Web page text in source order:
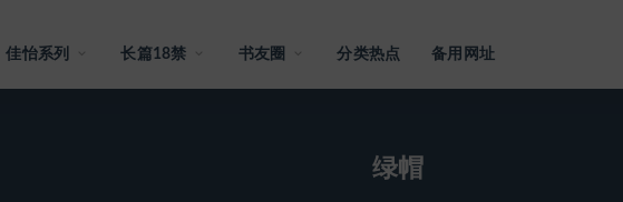
佳怡系列 长篇18禁 书友圈 分类热点 备用网址
绿帽